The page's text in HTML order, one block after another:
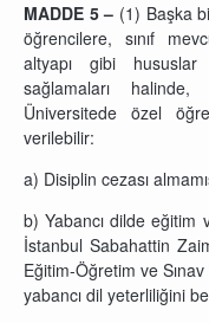
MADDE 5 – (1) Başka
öğrencilere, sınıf
altyapı gibi hususlar
sağlamaları
Üniversitede özel
verilebilir:
a) Disiplin cezası
b) Yabancı dilde eğitim
İstanbul Sabahattin
Eğitim-Öğretim ve
yabancı dil yeterliliğini